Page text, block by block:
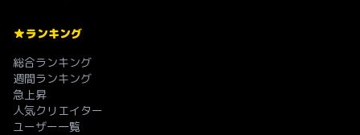
ランキング
総合ランキング
週間ランキング
急上昇
人気クリエイター
ユーザー一覧